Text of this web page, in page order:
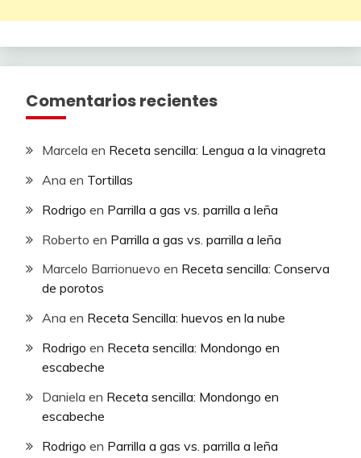
Comentarios recientes
Marcela en Receta sencilla: Lengua a la vinagreta
Ana en Tortillas
Rodrigo en Parrilla a gas vs. parrilla a leña
Roberto en Parrilla a gas vs. parrilla a leña
Marcelo Barrionuevo en Receta sencilla: Conserva
de porotos
Ana en Receta Sencilla: huevos en la nube
Rodrigo en Receta sencilla: Mondongo en
escabeche
Daniela en Receta sencilla: Mondongo en
escabeche
Rodrigo en Parrilla a gas vs. parrilla a leña